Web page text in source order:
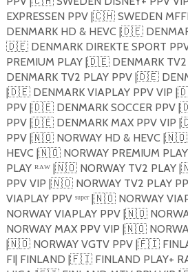
EXPRESSEN PPV |🇨🇭SWEDEN
DENMARK HD & HEVC |🇩🇪
🇩🇪DENMARK DIREKTE SPORT
PREMIUM PLAY |🇩🇪DENMARK TV2
DENMARK TV2 PLAY PPV |🇩🇪
|🇩🇪DENMARK VIAPLAY PPV VIP |
PPV |🇩🇪DENMARK SOCCER PPV |
PPV |🇩🇪DENMARK MAX PPV VIP |
PPV |🇳🇴NORWAY HD & HEVC |🇳🇴
HEVC |🇳🇴NORWAY PREMIUM
PLAY ᴿᴬᵂ |🇳🇴NORWAY TV2 PLAY |
PPV VIP |🇳🇴NORWAY TV2 PLAY
VIAPLAY PPV ˢᵘᵖᵉʳ |🇳🇴NORWAY
NORWAY VIAPLAY PPV |🇳🇴
NORWAY MAX PPV VIP |🇳🇴
|🇳🇴NORWAY VGTV PPV |🇫🇮
FI| FINLAND |🇫🇮FINLAND PLAY+